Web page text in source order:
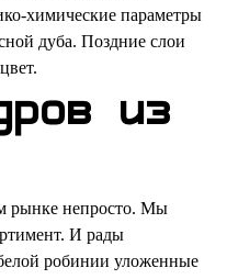
химические параметры
дуба. Поздние слои
из
рынке непросто. Мы
И рады
робинии уложенные